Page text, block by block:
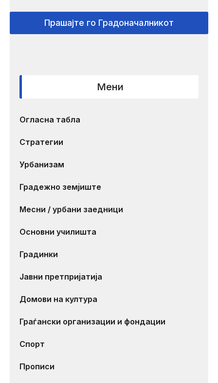
Прашајте го Градоначалникот
Мени
Огласна табла
Стратегии
Урбанизам
Градежно земјиште
Месни / урбани заедници
Основни училишта
Градинки
Јавни претпријатија
Домови на култура
Граѓански организации и фондации
Спорт
Прописи